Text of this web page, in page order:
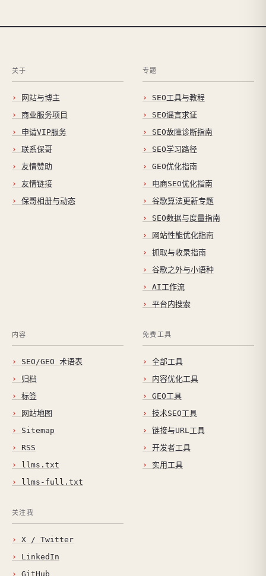
关于
网站与博主
商业服务项目
申请VIP服务
联系保哥
友情赞助
友情链接
保哥相册与动态
专题
SEO工具与教程
SEO谣言求证
SEO故障诊断指南
SEO学习路径
GEO优化指南
电商SEO优化指南
谷歌算法更新专题
SEO数据与度量指南
网站性能优化指南
抓取与收录指南
谷歌之外与小语种
AI工作流
平台内搜索
内容
SEO/GEO 术语表
归档
标签
网站地图
Sitemap
RSS
llms.txt
llms-full.txt
免费工具
全部工具
内容优化工具
GEO工具
技术SEO工具
链接与URL工具
开发者工具
实用工具
关注我
X / Twitter
LinkedIn
GitHub